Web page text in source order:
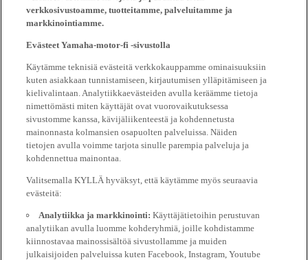
verkkosivustoamme, tuotteitamme, palveluitamme ja
markkinointiamme.
Evästeet Yamaha-motor-fi -sivustolla
Käytämme teknisiä evästeitä verkkokauppamme ominaisuuksiin
kuten asiakkaan tunnistamiseen, kirjautumisen ylläpitämiseen ja
kielivalintaan. Analytiikkaevästeiden avulla keräämme tietoja
nimettömästi miten käyttäjät ovat vuorovaikutuksessa
sivustomme kanssa, kävijäliikenteestä ja kohdennetusta
mainonnasta kolmansien osapuolten palveluissa. Näiden
tietojen avulla voimme tarjota sinulle parempia palveluja ja
kohdennettua mainontaa.
Valitsemalla KYLLÄ hyväksyt, että käytämme myös seuraavia
evästeitä:
Analytiikka ja markkinointi:Käyttäjätietoihin perustuvan
analytiikan avulla luomme kohderyhmiä, joille kohdistamme
kiinnostavaa mainossisältöä sivustollamme ja muiden
julkaisijoiden palveluissa kuten Facebook, Instagram, Youtube